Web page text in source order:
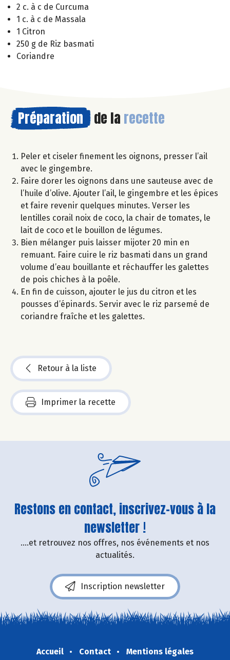
2 c. à c de Curcuma
1 c. à c de Massala
1 Citron
250 g de Riz basmati
Coriandre
Préparation de la recette
Peler et ciseler finement les oignons, presser l’ail
avec le gingembre.
Faire dorer les oignons dans une sauteuse avec de
l’huile d’olive. Ajouter l’ail, le gingembre et les épices
et faire revenir quelques minutes. Verser les
lentilles corail noix de coco, la chair de tomates, le
lait de coco et le bouillon de légumes.
Bien mélanger puis laisser mijoter 20 min en
remuant. Faire cuire le riz basmati dans un grand
volume d’eau bouillante et réchauffer les galettes
de pois chiches à la poêle.
En fin de cuisson, ajouter le jus du citron et les
pousses d’épinards. Servir avec le riz parsemé de
coriandre fraîche et les galettes.
Retour à la liste
Imprimer la recette
Restons en contact, inscrivez-vous à la
newsletter !
....et retrouvez nos offres, nos événements et nos
actualités.
Inscription newsletter
Accueil Contact
Mentions légales